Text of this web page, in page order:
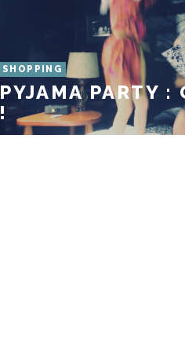
SHOPPING
PYJAMA PARTY :
!